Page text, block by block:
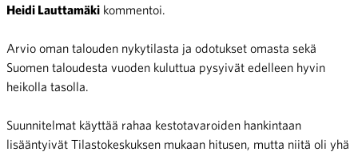
Heidi Lauttamäki kommentoi.
Arvio oman talouden nykytilasta ja odotukset omasta sekä
Suomen taloudesta vuoden kuluttua pysyivät edelleen hyvin
heikolla tasolla.
Suunnitelmat käyttää rahaa kestotavaroiden hankintaan
lisääntyivät Tilastokeskuksen mukaan hitusen, mutta niitä oli yhä